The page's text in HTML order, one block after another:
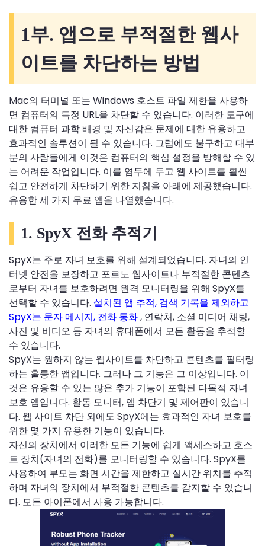
1부. 앱으로 부적절한 웹사
이트를 차단하는 방법
Mac의 터미널 또는 Windows 호스트 파일 제한을 사용하
면 컴퓨터의 특정 URL을 차단할 수 있습니다. 이러한 도구에
대한 컴퓨터 과학 배경 및 자신감은 문제에 대한 유용하고
효과적인 솔루션이 될 수 있습니다. 그럼에도 불구하고 대부
분의 사람들에게 이것은 컴퓨터의 핵심 설정을 방해할 수 있
는 어려운 작업입니다. 이를 염두에 두고 웹 사이트를 훨씬
쉽고 안전하게 차단하기 위한 지침을 아래에 제공했습니다.
유용한 세 가지 무료 앱을 나열했습니다.
1. SpyX 전화 추적기
SpyX는 주로 자녀 보호를 위해 설계되었습니다. 자녀의 인
터넷 안전을 보장하고 포르노 웹사이트나 부적절한 콘텐츠
로부터 자녀를 보호하려면 원격 모니터링을 위해 SpyX를
선택할 수 있습니다. 설치된 앱 추적, 검색 기록을 제외하고
SpyX는 문자 메시지, 전화 통화, 연락처, 소셜 미디어 채팅,
사진 및 비디오 등 자녀의 휴대폰에서 모든 활동을 추적할
수 있습니다.
SpyX는 원하지 않는 웹사이트를 차단하고 콘텐츠를 필터링
하는 훌륭한 앱입니다. 그러나 그 기능은 그 이상입니다. 이
것은 유용할 수 있는 많은 추가 기능이 포함된 다목적 자녀
보호 앱입니다. 활동 모니터, 앱 차단기 및 제어판이 있습니
다. 웹 사이트 차단 외에도 SpyX에는 효과적인 자녀 보호를
위한 몇 가지 유용한 기능이 있습니다.
자신의 장치에서 이러한 모든 기능에 쉽게 액세스하고 호스
트 장치(자녀의 전화)를 모니터링할 수 있습니다. SpyX를
사용하여 부모는 화면 시간을 제한하고 실시간 위치를 추적
하며 자녀의 장치에서 부적절한 콘텐츠를 감지할 수 있습니
다. 모든 아이폰에서 사용 가능합니다.